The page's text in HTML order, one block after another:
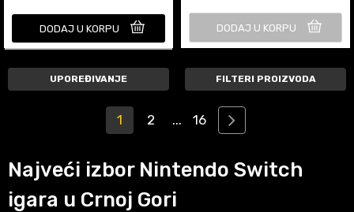
DODAJ U KORPU DODAJ U KORPU
UPOREĐIVANJE FILTERI PROIZVODA
1 2 ... 16
Najveći izbor Nintendo Switch
igara u Crnoj Gori